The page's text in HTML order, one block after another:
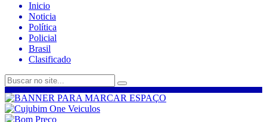
Inicio
Noticia
Política
Policial
Brasil
Clasificado